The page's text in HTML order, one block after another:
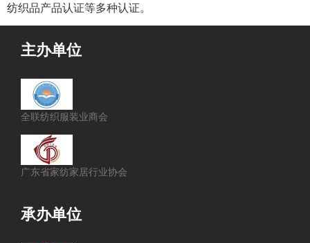
纺织品产品认证等多种认证。
主办单位
全联纺织服装业商会
广东省家纺家居行业协会
承办单位